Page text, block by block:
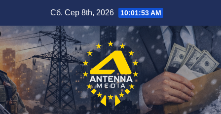
вмісту
Сб. Сер 8th, 2026 10:01:54 AM